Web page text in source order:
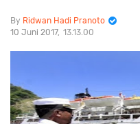
Ridwan Hadi Pranoto
10 Juni 2017 13.13.00